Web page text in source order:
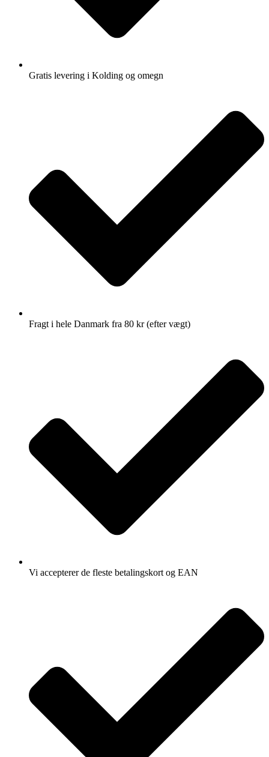
Gratis levering i Kolding og omegn
Fragt i hele Danmark fra 80 kr (efter vægt)
Vi accepterer de fleste betalingskort og EAN